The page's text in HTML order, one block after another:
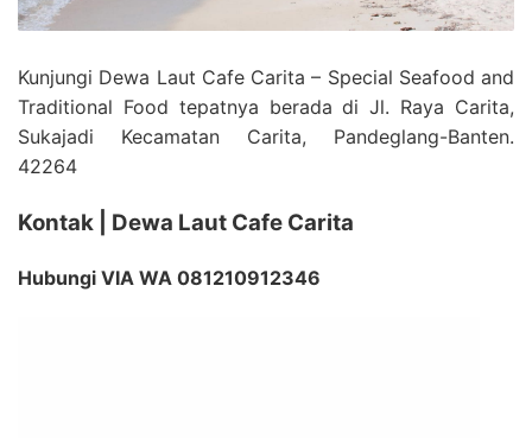
Kunjungi Dewa Laut Cafe Carita – Special Seafood and
Traditional Food tepatnya berada di Jl. Raya Carita,
Sukajadi Kecamatan Carita, Pandeglang-Banten.
42264
Kontak | Dewa Laut Cafe Carita
Hubungi VIA WA 081210912346